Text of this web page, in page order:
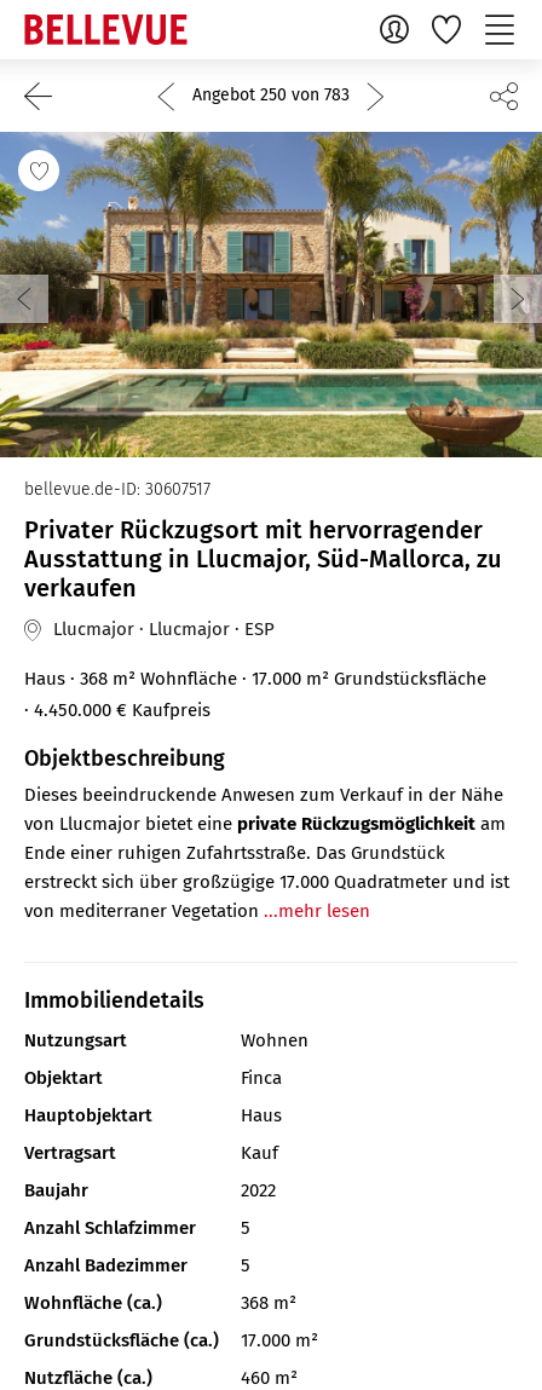
Angebot 250 von 783
bellevue.de-ID: 30607517
Privater Rückzugsort mit hervorragender
Ausstattung in Llucmajor, Süd-Mallorca, zu
verkaufen
Llucmajor · Llucmajor · ESP
Haus · 368 m² Wohnfläche · 17.000 m² Grundstücksfläche
· 4.450.000 € Kaufpreis
Objektbeschreibung
Dieses beeindruckende Anwesen zum Verkauf in der Nähe
von Llucmajor bietet eine private Rückzugsmöglichkeit am
Ende einer ruhigen Zufahrtsstraße. Das Grundstück
erstreckt sich über großzügige 17.000 Quadratmeter und ist
von mediterraner Vegetation ...mehr lesen
Immobiliendetails
Nutzungsart
Wohnen
Objektart
Finca
Hauptobjektart
Haus
Vertragsart
Kauf
Baujahr
2022
Anzahl Schlafzimmer
5
Anzahl Badezimmer
5
Wohnfläche (ca.)
368 m²
Grundstücksfläche (ca.)
17.000 m²
Nutzfläche (ca.)
460 m²